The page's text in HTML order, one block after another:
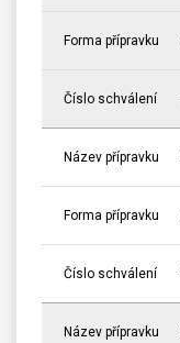
Forma přípravku
Číslo schválení
Název přípravku
Forma přípravku
Číslo schválení
Název přípravku